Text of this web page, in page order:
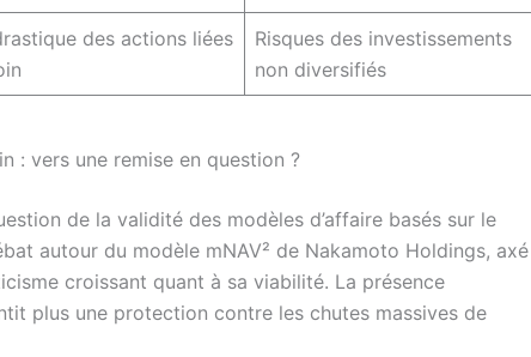
des actions liées
Risques des investissements
non diversifiés
: vers une remise en question ?
de la validité des modèles d’affaire basés sur le
autour du modèle mNAV² de Nakamoto Holdings, axé
croissant quant à sa viabilité. La présence
plus une protection contre les chutes massives de